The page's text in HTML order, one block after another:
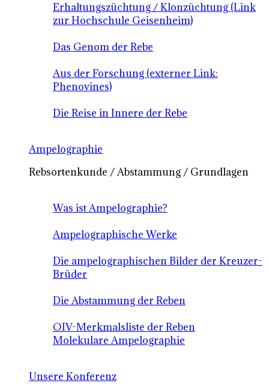
Erhaltungszüchtung / Klonzüchtung (Link
zur Hochschule Geisenheim)
Das Genom der Rebe
Aus der Forschung (externer Link:
Phenovines)
Die Reise in Innere der Rebe
Ampelographie
Rebsortenkunde / Abstammung / Grundlagen
Was ist Ampelographie?
Ampelographische Werke
Die ampelographischen Bilder der Kreuzer-
Brüder
Die Abstammung der Reben
OIV-Merkmalsliste der Reben
Molekulare Ampelographie
Unsere Konferenz